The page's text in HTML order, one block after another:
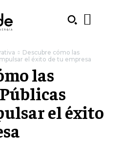
Descubre cómo las
el éxito de tu empresa
las
el éxito